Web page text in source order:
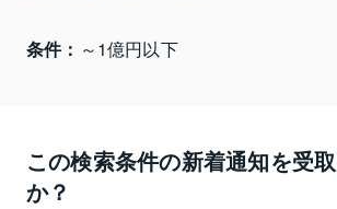
条件： ～1億円以下
この検索条件の新着通知を受
か？